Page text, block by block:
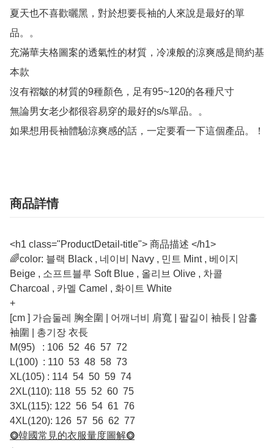
夏天也不喜歡曬黑，對於想要長袖的人來說是最好的單
品。。
充滿華夫格圖案的透氣性的材質，冷凍般的涼爽感是簡約基
本款
沒有褶皺的材質的9種顏色，足有95~120的各種尺寸
無論男女老少都很容易穿的最好的s/s單品。。
如果想用長袖體驗涼爽感的話，一定要看一下這個產品。！
商品詳情
<h1 class="ProductDetail-title"> 商品描述 </h1>
🌈color: 블랙 Black , 네이비 Navy , 민트 Mint , 베이지
Beige , 소프트블루 Soft Blue , 올리브 Olive , 차콜
Charcoal , 카멜 Camel , 화이트 White
+
[cm ] 가슴둘레 胸全圍 | 어깨너비 肩寬 | 팔길이 袖長 | 암홀
袖圍 | 총기장 衣長
M(95) : 106 52 46 57 72
L(100) : 110 53 48 58 73
XL(105) : 114 54 50 59 74
2XL(110): 118 55 52 60 75
3XL(115): 122 56 54 61 76
4XL(120): 126 57 56 62 77
⭗韓國常見的衣服量度圖解⭗